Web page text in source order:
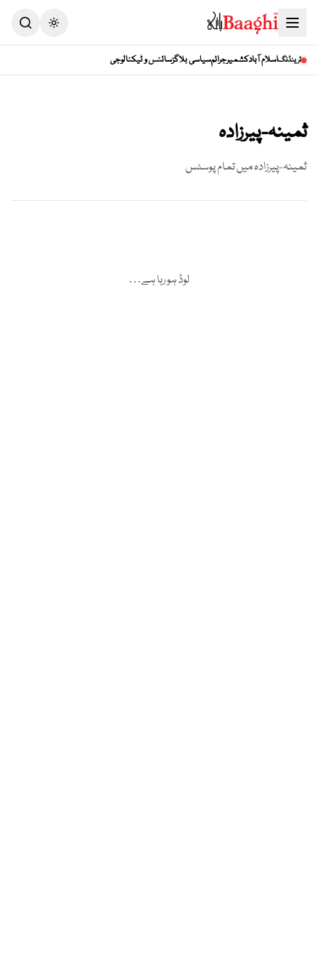
Toggle theme
ٹرینڈنگاسلام آبادکشمیرجرائمسیاسی بلاگزسائنس و ٹیکنالوجی
ثمینہ-پیرزادہ
ثمینہ-پیرزادہمیں تمام پوسٹس
لوڈ ہو رہا ہے…